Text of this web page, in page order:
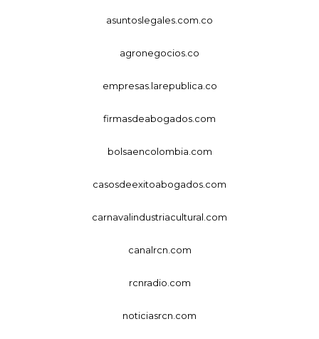
asuntoslegales.com.co
agronegocios.co
empresas.larepublica.co
firmasdeabogados.com
bolsaencolombia.com
casosdeexitoabogados.com
carnavalindustriacultural.com
canalrcn.com
rcnradio.com
noticiasrcn.com